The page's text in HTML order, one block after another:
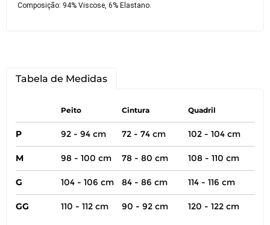
Composição: 94% Viscose, 6% Elastano.
Tabela de Medidas
Peito Cintura Quadril
P 92 - 94 cm 72 - 74 cm 102 - 104 cm
M 98 - 100 cm 78 - 80 cm 108 - 110 cm
G 104 - 106 cm 84 - 86 cm 114 - 116 cm
GG 110 - 112 cm 90 - 92 cm 120 - 122 cm